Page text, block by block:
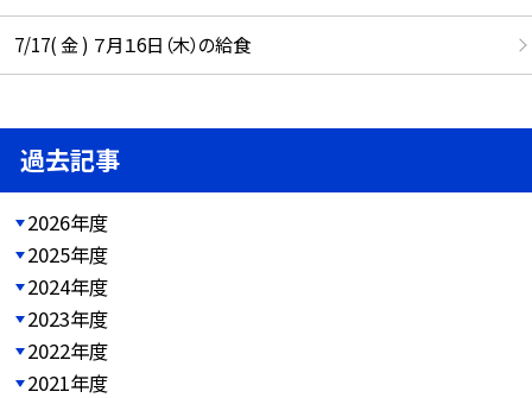
7/17( 金 ) ７月１6日（木）の給食
過去記事
2026年度
2025年度
2024年度
2023年度
2022年度
2021年度